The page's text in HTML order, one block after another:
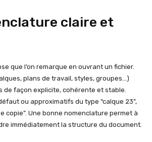
claire et
que l’on remarque en ouvrant un fichier.
plans de travail, styles, groupes…)
de façon explicite, cohérente et stable.
ou approximatifs du type “calque 23”,
copie”. Une bonne nomenclature permet à
immédiatement la structure du document.